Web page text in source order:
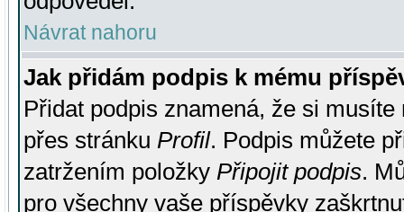
Návrat nahoru
Jak přidám podpis k mému
Přidat podpis znamená, že si
přes stránku Profil. Podpis můžete
zatržením položky Připojit podpis.
pro všechny vaše příspěvky